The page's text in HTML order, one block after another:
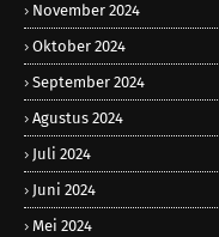
November 2024
Oktober 2024
September 2024
Agustus 2024
Juli 2024
Juni 2024
Mei 2024